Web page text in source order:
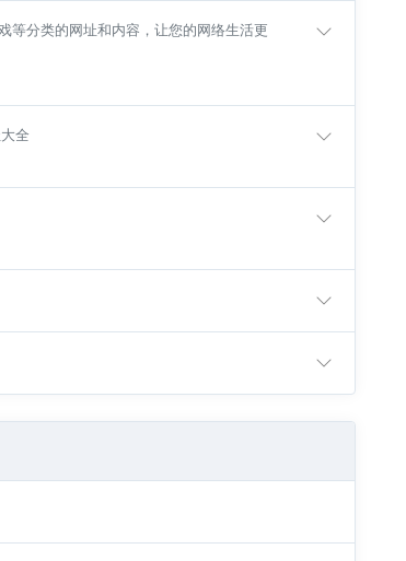
等分类的网址和内容，让您的网络生活更
全